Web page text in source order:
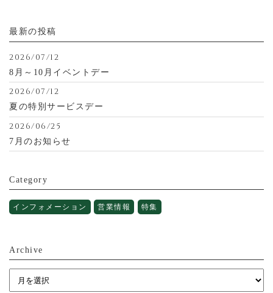
最新の投稿
2026/07/12
8月～10月イベントデー
2026/07/12
夏の特別サービスデー
2026/06/25
7月のお知らせ
Category
インフォメーション 営業情報 特集
Archive